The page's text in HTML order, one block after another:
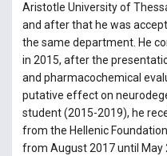
Aristotle University of
and after that he was
the same department. He
in 2015, after the
and pharmacochemical
putative effect on
student (2015-2019), he
from the Hellenic
from August 2017 until May